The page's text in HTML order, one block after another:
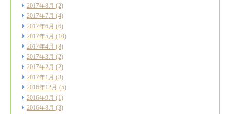
2017年8月 (2)
2017年7月 (4)
2017年6月 (6)
2017年5月 (10)
2017年4月 (8)
2017年3月 (2)
2017年2月 (2)
2017年1月 (3)
2016年12月 (5)
2016年9月 (1)
2016年8月 (3)